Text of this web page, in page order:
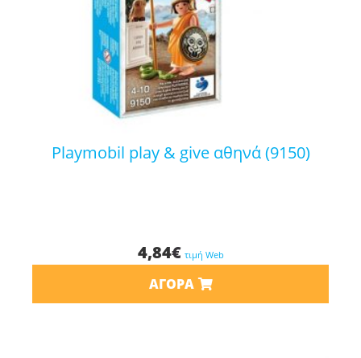
playmobil play & give αθηνά (9150)
4,84€ τιμή Web
ΑΓΟΡΆ